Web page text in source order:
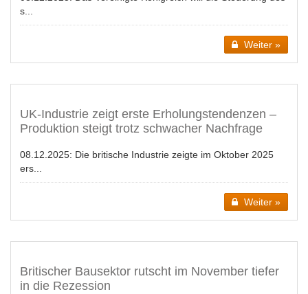
s...
Weiter »
UK-Industrie zeigt erste Erholungstendenzen –
Produktion steigt trotz schwacher Nachfrage
08.12.2025: Die britische Industrie zeigte im Oktober 2025
ers...
Weiter »
Britischer Bausektor rutscht im November tiefer
in die Rezession